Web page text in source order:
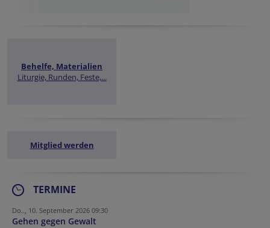
Behelfe, Materialien
Liturgie, Runden, Feste,...
Mitglied werden
TERMINE
Do.., 10. September 2026 09:30
Gehen gegen Gewalt